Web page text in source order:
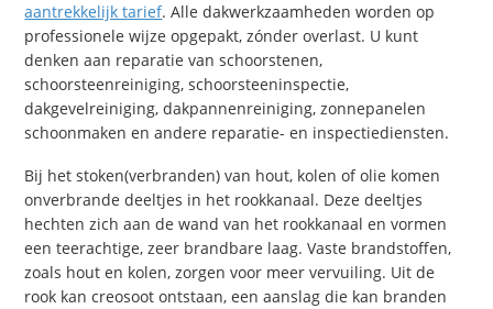
aantrekkelijk tarief. Alle dakwerkzaamheden worden op
professionele wijze opgepakt, zónder overlast. U kunt
denken aan reparatie van schoorstenen,
schoorsteenreiniging, schoorsteeninspectie,
dakgevelreiniging, dakpannenreiniging, zonnepanelen
schoonmaken en andere reparatie- en inspectiediensten.
Bij het stoken(verbranden) van hout, kolen of olie komen
onverbrande deeltjes in het rookkanaal. Deze deeltjes
hechten zich aan de wand van het rookkanaal en vormen
een teerachtige, zeer brandbare laag. Vaste brandstoffen,
zoals hout en kolen, zorgen voor meer vervuiling. Uit de
rook kan creosoot ontstaan, een aanslag die kan branden